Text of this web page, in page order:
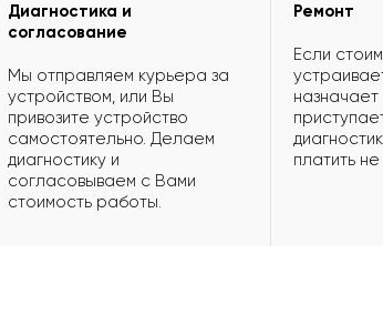
Диагностика и
согласование
Мы отправляем курьера за
устройством, или Вы
привозите устройство
самостоятельно. Делаем
диагностику и
согласовываем с Вами
стоимость работы.
Ремонт
Если
платить